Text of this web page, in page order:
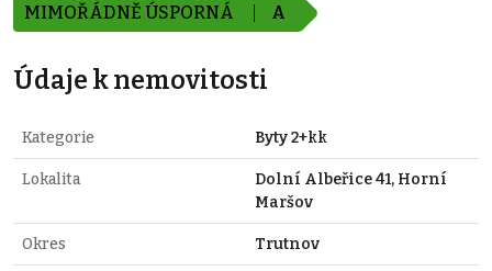
MIMOŘÁDNĚ ÚSPORNÁ A
Údaje k nemovitosti
Kategorie Byty 2+kk
Lokalita
Dolní Albeřice 41, Horní
Maršov
Okres Trutnov